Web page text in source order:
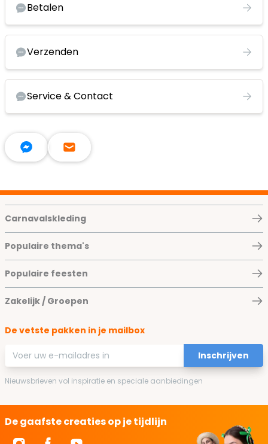
Betalen
Verzenden
Service & Contact
Carnavalskleding
Populaire thema's
Populaire feesten
Zakelijk / Groepen
De vetste pakken in je mailbox
E-mailadres
Inschrijven
Nieuwsbrieven vol inspiratie en speciale aanbiedingen
De gaafste creaties op je tijdlijn